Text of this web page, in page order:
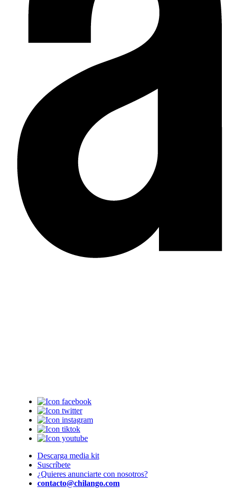
Descarga media kit
Suscríbete
¿Quieres anunciarte con nosotros?
contacto@chilango.com